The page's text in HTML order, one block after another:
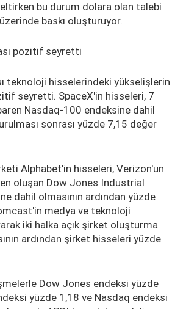
bu durum dolara olan talebi
baskı oluşturuyor.
pozitif seyretti
teknoloji hisselerindeki yükselişlerin
seyretti. SpaceX'in hisseleri, 7
Nasdaq-100 endeksine dahil
sonrası yüzde 7,15 değer
Alphabet'in hisseleri, Verizon'un
oluşan Dow Jones Industrial
dahil olmasının ardından yüzde
medya ve teknoloji
iki halka açık şirket oluşturma
ardından şirket hisseleri yüzde
Dow Jones endeksi yüzde
yüzde 1,18 ve Nasdaq endeksi